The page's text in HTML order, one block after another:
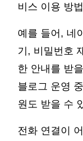
비스 이용 방
예를 들어, 네
기, 비밀번호
한 안내를 받
블로그 운영
원도 받을 수
전화 연결이